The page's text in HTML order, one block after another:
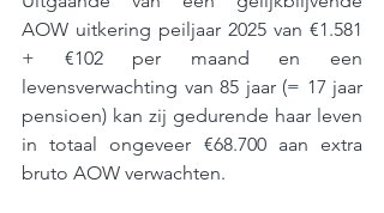
AOW uitkering peiljaar 2025 van €1.581
+ €102 per maand en een
levensverwachting van 85 jaar (= 17 jaar
pensioen) kan zij gedurende haar leven
in totaal ongeveer €68.700 aan extra
bruto AOW verwachten.